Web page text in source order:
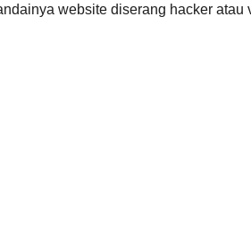
website diserang hacker atau